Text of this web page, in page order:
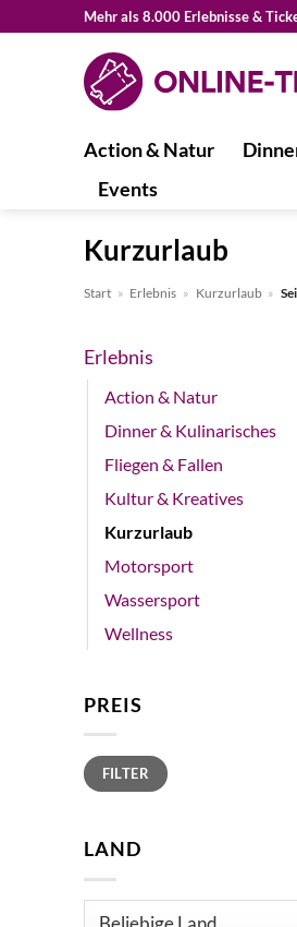
Mehr als 8.000 Erlebnisse &
Action & Natur
Events
Kurzurlaub
Start » Erlebnis » Kurzurlaub »
Erlebnis
Action & Natur
Dinner & Kulinarisches
Fliegen & Fallen
Kultur & Kreatives
Kurzurlaub
Motorsport
Wassersport
Wellness
PREIS
Min.
Preis
Max.
PreisFILTER
LAND